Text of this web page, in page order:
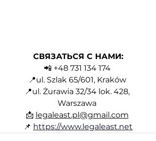
СВЯЗАТЬСЯ С НАМИ:
📲 +48 731 134 174
📍ul. Szlak 65/601, Kraków
📍ul. Żurawia 32/34 lok. 428,
Warszawa
📩 legaleast.pl@gmail.com
📌 https://www.legaleast.net